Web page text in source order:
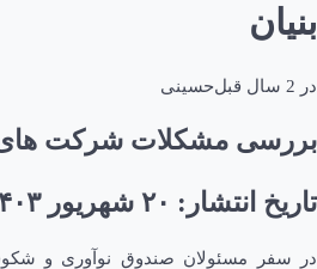
بنیان
در 2 سال قبل حسینی
بررسی مشکلات شرکت های
تاریخ انتشار: ۲۰ شهريور ۱۴۰۳
در سفر مسئولان صندوق نوآوری و